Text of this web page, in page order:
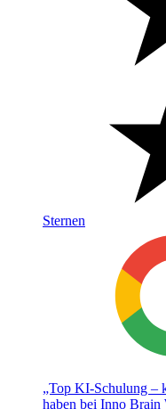
Sternen
„Top KI-Schulung –
haben bei Inno